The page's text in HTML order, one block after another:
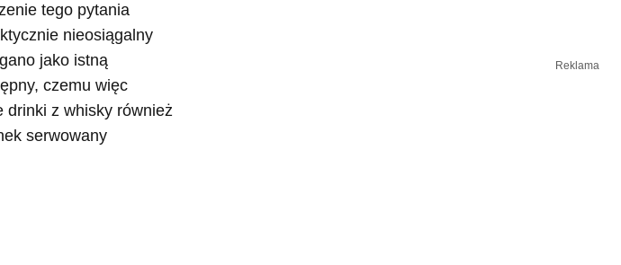
tego pytania
nieosiągalny
jako istną
czemu więc
drinki z whisky również
serwowany
Reklama